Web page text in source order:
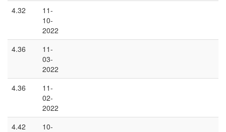
4.32
11-
10-
2022
4.36
11-
03-
2022
4.36
11-
02-
2022
4.42
10-